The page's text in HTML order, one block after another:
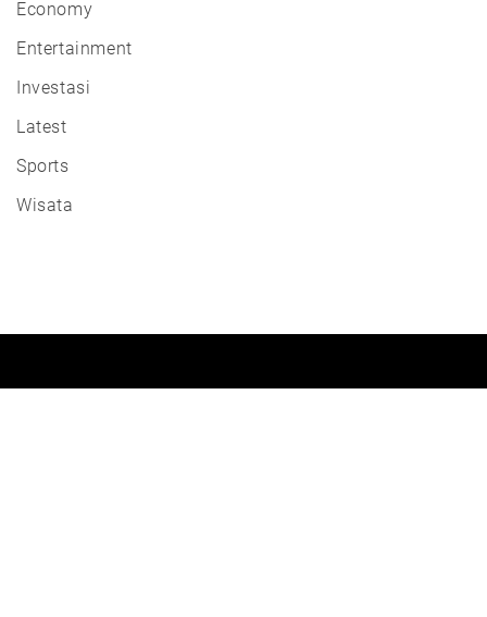
Economy
Entertainment
Investasi
Latest
Sports
Wisata